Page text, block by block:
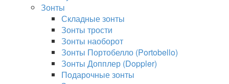
Зонты
Складные зонты
Зонты трости
Зонты наоборот
Зонты Портобелло (Portobello)
Зонты Допплер (Doppler)
Подарочные зонты